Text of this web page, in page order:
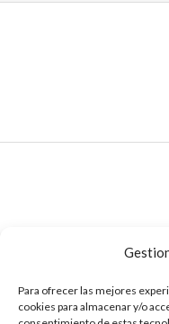
Para ofrecer las mejores
cookies para almacenar y/o